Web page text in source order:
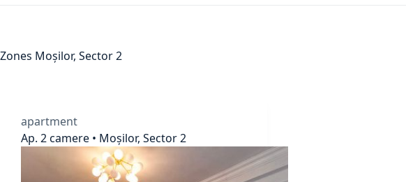
Zones Moșilor, Sector 2
apartment
Ap. 2 camere • Moșilor, Sector 2